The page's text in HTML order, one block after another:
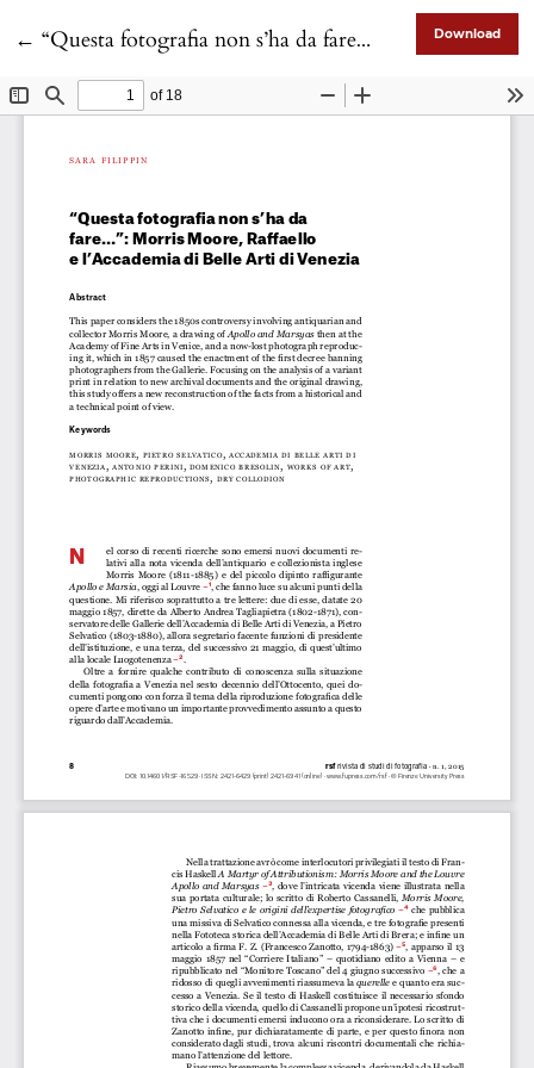
← Return to Article Details
“Questa fotografia non s’ha da fare…”: Morris Moore, Raffaello e l’Accademia di Belle Arti di Venezia Download